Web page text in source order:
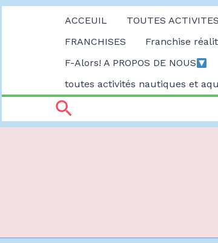
ACCEUIL TOUTES ACTIVITES
FRANCHISES
Franchise
F-Alors! A PROPOS DE NOUS
toutes activités nautiques et
Rechercher